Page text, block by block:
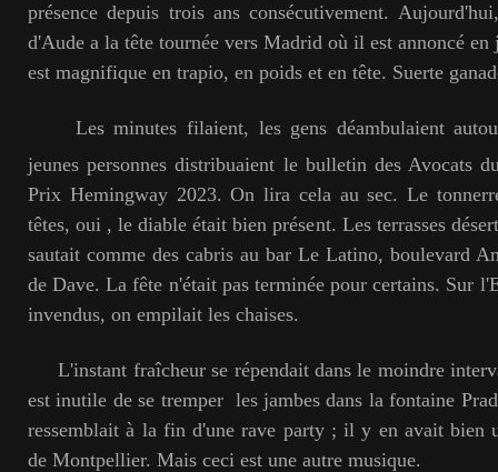
présence depuis trois ans consécutivement.
d'Aude a la tête tournée vers Madrid où il est annoncé
est magnifique en trapio, en poids et en tête. Suerte
Les minutes filaient, les gens déambulaient
jeunes personnes distribuaient le bulletin des Avocats
Prix Hemingway 2023. On lira cela au sec. Le
têtes, oui , le diable était bien présent. Les terrasses
sautait comme des cabris au bar Le Latino, boulevard
de Dave. La fête n'était pas terminée pour certains. Sur
invendus, on empilait les chaises.
L'instant fraîcheur se répendait dans le moindre
est inutile de se tremper les jambes dans la fontaine
ressemblait à la fin d'une rave party ; il y en avait bien
de Montpellier. Mais ceci est une autre musique.